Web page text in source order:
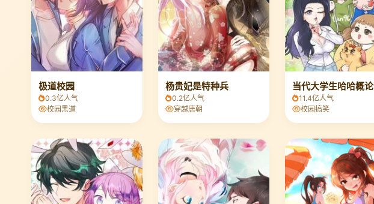
极道校园
0.3亿人气
校园黑道
杨贵妃是特种兵
0.2亿人气
穿越唐朝
当代大学生哈哈概论
11.4亿人气
校园搞笑